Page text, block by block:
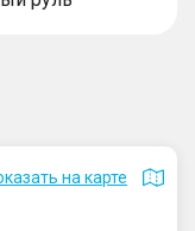
на карте